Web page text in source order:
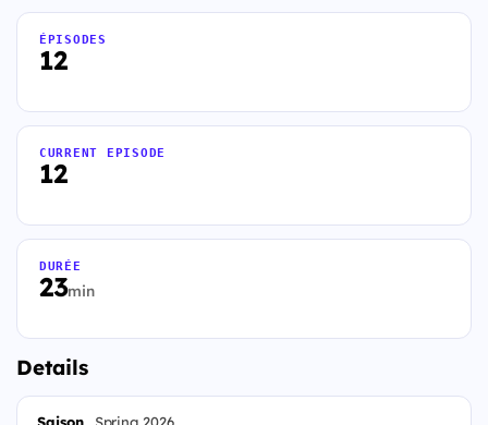
12
ÉPISODES
12
CURRENT EPISODE
23min
DURÉE
Details